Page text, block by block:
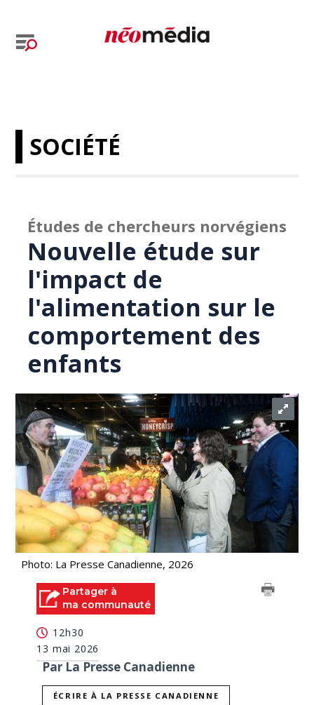
SOCIÉTÉ
Études de chercheurs norvégiens
Nouvelle étude sur
l'impact de
l'alimentation sur le
comportement des
enfants
Photo: La Presse Canadienne, 2026
Partager à
ma communauté
12h30
13 mai 2026
Par La Presse Canadienne
ÉCRIRE À LA PRESSE CANADIENNE